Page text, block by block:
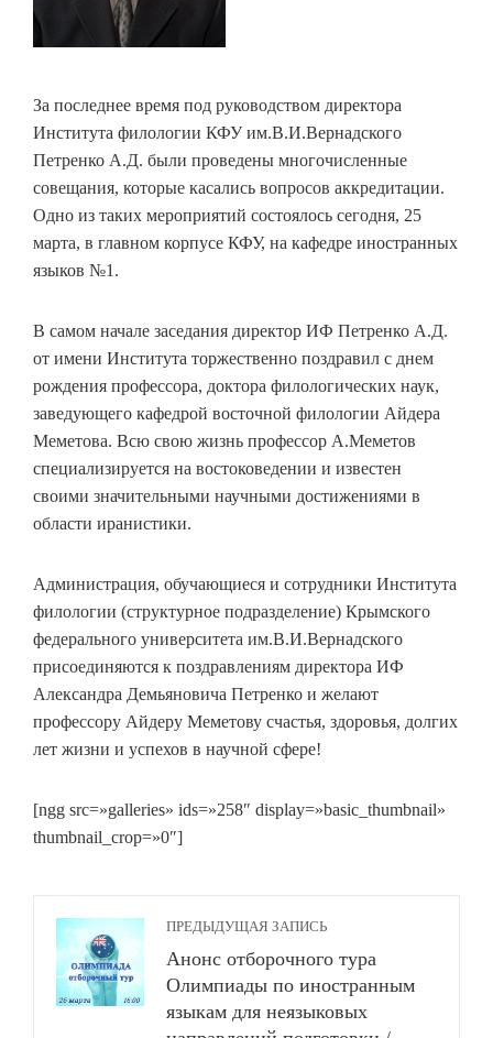
За последнее время под руководством директора
Института филологии КФУ им.В.И.Вернадского
Петренко А.Д. были проведены многочисленные
совещания, которые касались вопросов аккредитации.
Одно из таких мероприятий состоялось сегодня, 25
марта, в главном корпусе КФУ, на кафедре иностранных
языков №1.
В самом начале заседания директор ИФ Петренко А.Д.
от имени Института торжественно поздравил с днем
рождения профессора, доктора филологических наук,
заведующего кафедрой восточной филологии Айдера
Меметова. Всю свою жизнь профессор А.Меметов
специализируется на востоковедении и известен
своими значительными научными достижениями в
области иранистики.
Администрация, обучающиеся и сотрудники Института
филологии (структурное подразделение) Крымского
федерального университета им.В.И.Вернадского
присоединяются к поздравлениям директора ИФ
Александра Демьяновича Петренко и желают
профессору Айдеру Меметову счастья, здоровья, долгих
лет жизни и успехов в научной сфере!
[ngg src=»galleries» ids=»258″ display=»basic_thumbnail»
thumbnail_crop=»0″]
ПРЕДЫДУЩАЯ ЗАПИСЬ
Анонс отборочного тура
Олимпиады по иностранным
языкам для неязыковых